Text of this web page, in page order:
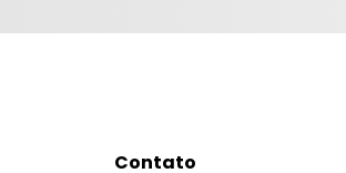
Contato